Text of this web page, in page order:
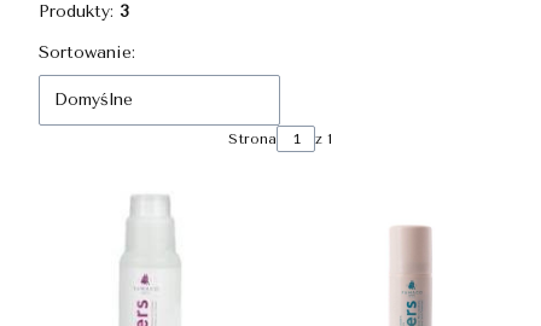
Produkty: 3
Lista produktów
Sortowanie:
Domyślne
Strona z 1